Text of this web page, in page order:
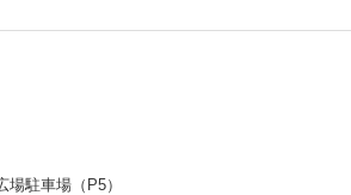
駐車場（P5）